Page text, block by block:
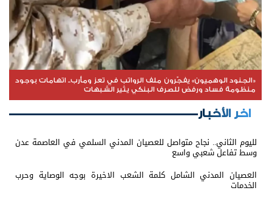
«الجنود الوهميون» يفجّرون ملف الرواتب في تعز ومأرب.. اتهامات بوجود
منظومة فساد ورفض للصرف البنكي يثير الشبهات
اخر الأخبار
لليوم الثاني.. نجاح متواصل للعصيان المدني السلمي في العاصمة عدن
وسط تفاعل شعبي واسع
العصيان المدني الشامل كلمة الشعب الاخيرة بوجه الوصاية وحرب
الخدمات